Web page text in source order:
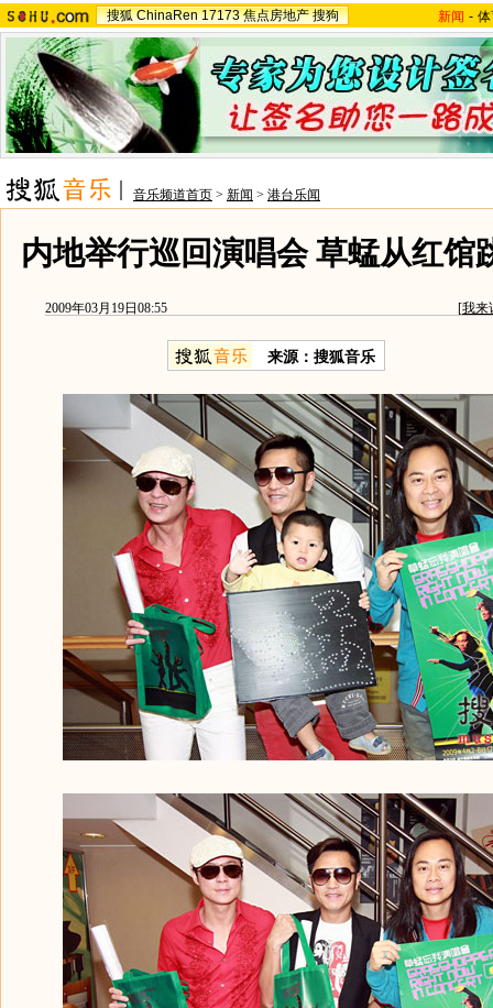
搜狐 ChinaRen 17173 焦点房地产 搜狗 新闻 -
音乐频道首页 > 新闻 > 港台乐闻
内地举行巡回演唱会 草蜢从红馆
2009年03月19日08:55 [我来
来源： 搜狐音乐